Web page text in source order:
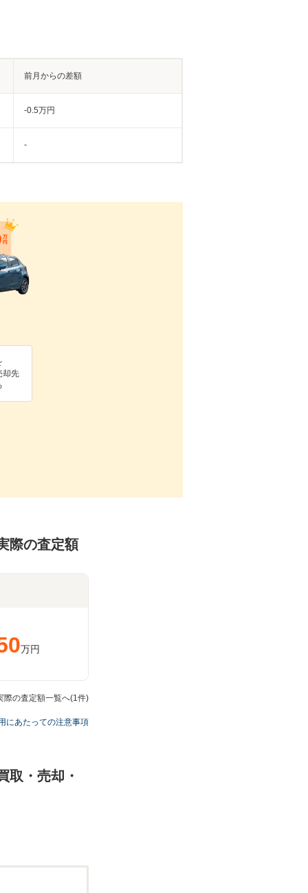
前月からの差額
-0.5万円
-
却先
際の査定額
万円
際の査定額一覧へ(1件)
にあたっての注意事項
取・売却・